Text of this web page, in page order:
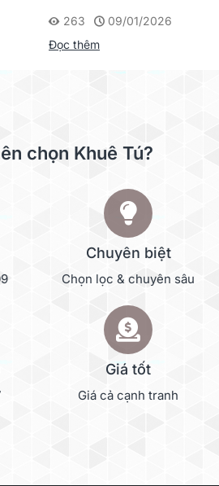
263
09/01/2026
Đọc thêm
chọn Khuê Tú?
Chuyên biệt
Chọn lọc & chuyên sâu
Giá tốt
Giá cả cạnh tranh